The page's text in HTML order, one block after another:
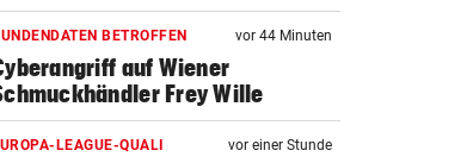
BETROFFEN vor 44 Minuten
auf Wiener
Frey Wille
LEAGUE-QUALI vor einer Stunde